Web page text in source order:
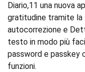
Diario,11 una nuova
gratitudine tramite la
autocorrezione e
testo in modo più
password e passkey
funzioni.